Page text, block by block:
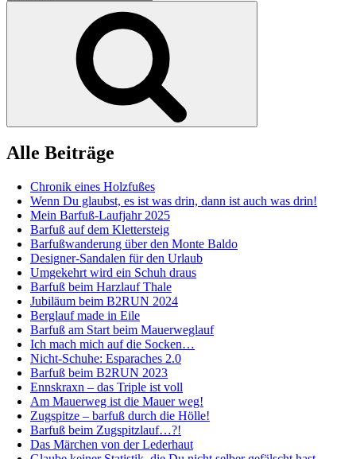
nach:
Alle Beiträge
Chronik eines Holzfußes
Wenn Du glaubst, es ist was drin, dann ist auch was drin!
Mein Barfuß-Laufjahr 2025
Barfuß auf dem Klettersteig
Barfußwanderung über den Monte Baldo
Designer-Sandalen für den Urlaub
Umgekehrt wird ein Schuh draus
Barfuß beim Harzlauf Thale
Jubiläum beim B2RUN 2024
Berglauf made in Eile
Barfuß am Start beim Mauerweglauf
Ich mach mich auf die Socken…
Nicht-Schuhe: Esparaches 2.0
Barfuß beim B2RUN 2023
Ennskraxn – das Triple ist voll
Am Mauerweg ist die Mauer weg!
Zugspitze – barfuß durch die Hölle!
Barfuß beim Zugspitzlauf…?!
Das Märchen von der Lederhaut